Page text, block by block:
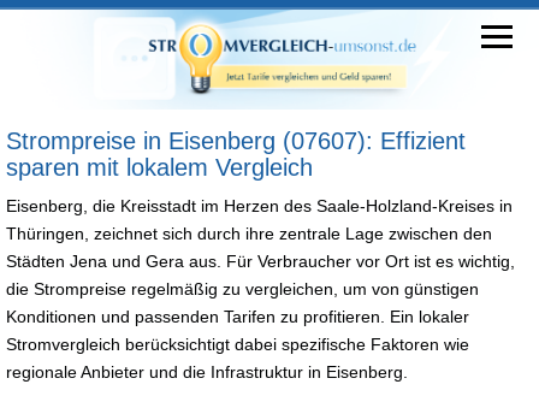
Strompreise in Eisenberg (07607): Effizient
sparen mit lokalem Vergleich
Eisenberg, die Kreisstadt im Herzen des Saale-Holzland-Kreises in
Thüringen, zeichnet sich durch ihre zentrale Lage zwischen den
Städten Jena und Gera aus. Für Verbraucher vor Ort ist es wichtig,
die Strompreise regelmäßig zu vergleichen, um von günstigen
Konditionen und passenden Tarifen zu profitieren. Ein lokaler
Stromvergleich berücksichtigt dabei spezifische Faktoren wie
regionale Anbieter und die Infrastruktur in Eisenberg.